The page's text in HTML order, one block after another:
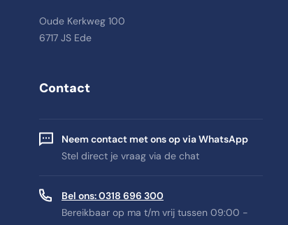
Oude Kerkweg 100
6717 JS Ede
Contact
Neem contact met ons op via WhatsApp
Stel direct je vraag via de chat
Bel ons: 0318 696 300
Bereikbaar op ma t/m vrij tussen 09:00 -